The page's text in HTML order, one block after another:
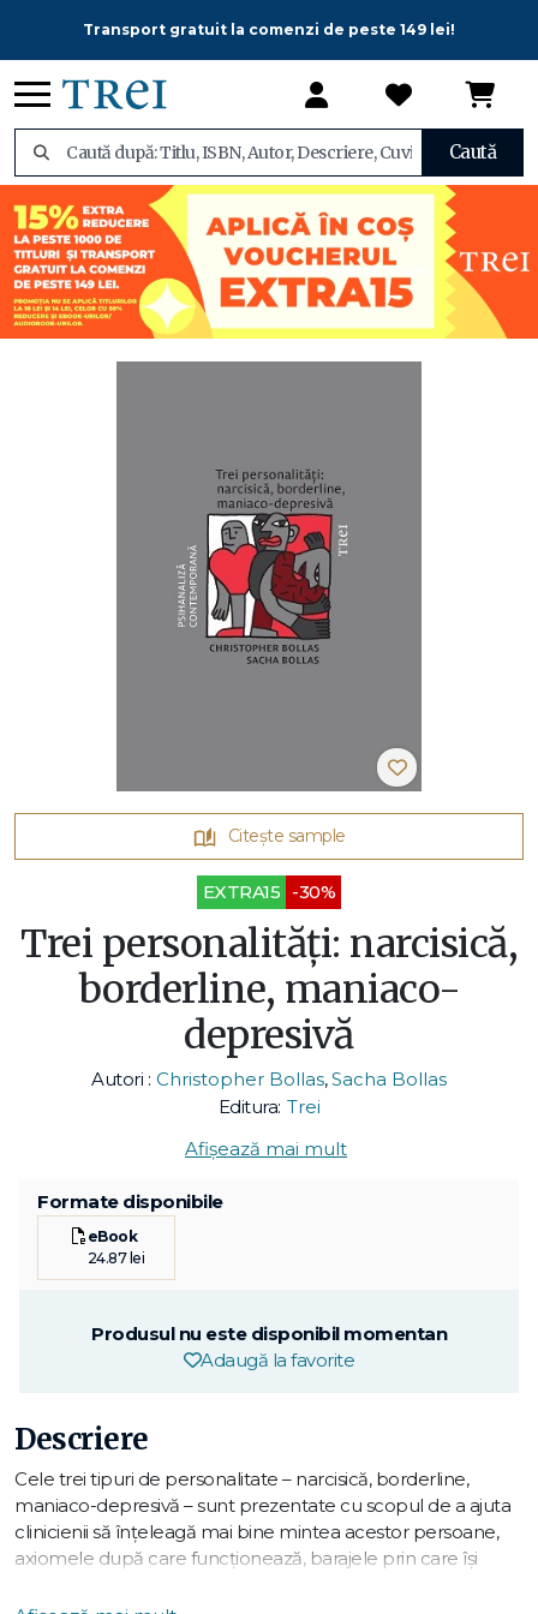
Transport gratuit la comenzi de peste 149 lei!
Caută
Citește sample
EXTRA15 -30%
Trei personalități: narcisică,
borderline, maniaco-
depresivă
Autori : Christopher Bollas,Sacha Bollas
Editura: Trei
Afișează mai mult
Formate disponibile
eBook
24.87 lei
Produsul nu este disponibil momentan
Adaugă la favorite
Descriere
Cele trei tipuri de personalitate – narcisică, borderline,
maniaco-depresivă – sunt prezentate cu scopul de a ajuta
clinicienii să înțeleagă mai bine mintea acestor persoane,
axiomele după care funcționează, barajele prin care își